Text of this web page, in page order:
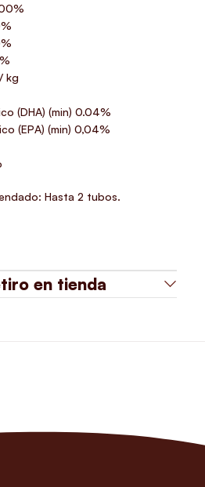
kg
(DHA) (min) 0.04%
(EPA) (min) 0,04%
Hasta 2 tubos.
en tienda